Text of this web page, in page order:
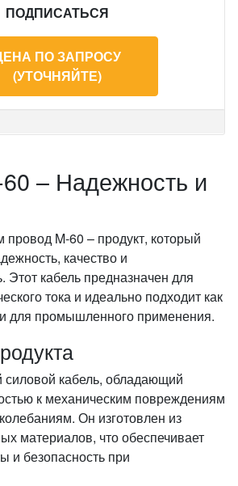
ПОДПИСАТЬСЯ
ПО ЗАПРОСУ
(УТОЧНЯЙТЕ)
– Надежность и
M-60 – продукт, который
качество и
Этот кабель предназначен для
тока и идеально подходит как
для промышленного применения.
силовой кабель, обладающий
к механическим повреждениям
Он изготовлен из
материалов, что обеспечивает
и безопасность при